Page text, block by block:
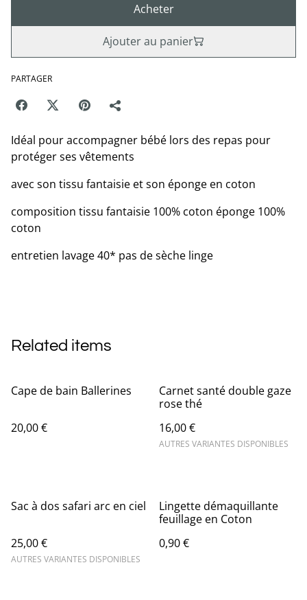
Acheter
Ajouter au panier
PARTAGER
Idéal pour accompagner bébé lors des repas pour
protéger ses vêtements
avec son tissu fantaisie et son éponge en coton
composition tissu fantaisie 100% coton éponge 100%
coton
entretien lavage 40* pas de sèche linge
Related items
Cape de bain Ballerines
20,00 €
Carnet santé double gaze
rose thé
16,00 €
AUTRES VARIANTES DISPONIBLES
Sac à dos safari arc en ciel
25,00 €
AUTRES VARIANTES DISPONIBLES
Lingette démaquillante
feuillage en Coton
0,90 €